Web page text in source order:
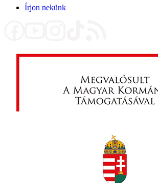
Írjon nekünk